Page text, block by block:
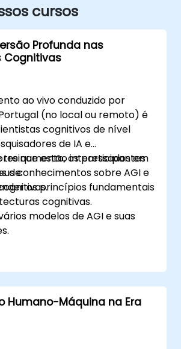
cursos
Profunda nas
Cognitivas
ao vivo conduzido por
(no local ou remoto) é
cognitivos de nível
de IA e
que estão interessados em
conhecimentos sobre AGI e
treinamento, os participantes
de:
os princípios fundamentais
cognitivas.
modelos de AGI e suas
em sistemas de IA.
estruturas de
cognitiva para AGI.
Humano-Máquina na Era